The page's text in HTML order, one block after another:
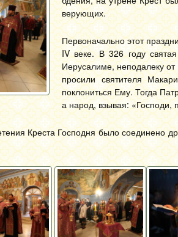
верующих.
Первоначально этот
IV веке. В 326 году
Иерусалиме, неподалеку
просили святителя
поклониться Ему. Тогда
а народ, взывая: «Господи,
Креста Господня было соединено